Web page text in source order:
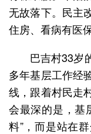
无故落下。民主
住房、看病有医
巴吉村33岁
多年基层工作经
线，跟着村民走
会最深的是，基
料”，而是站在